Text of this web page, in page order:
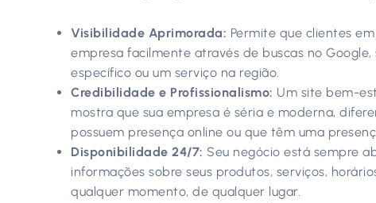
Visibilidade Aprimorada: Permite que clientes
empresa facilmente através de buscas no
específico ou um serviço na região.
Credibilidade e Profissionalismo: Um site bem-
mostra que sua empresa é séria e moderna,
possuem presença online ou que têm uma
Disponibilidade 24/7: Seu negócio está sempre
informações sobre seus produtos, serviços,
qualquer momento, de qualquer lugar.